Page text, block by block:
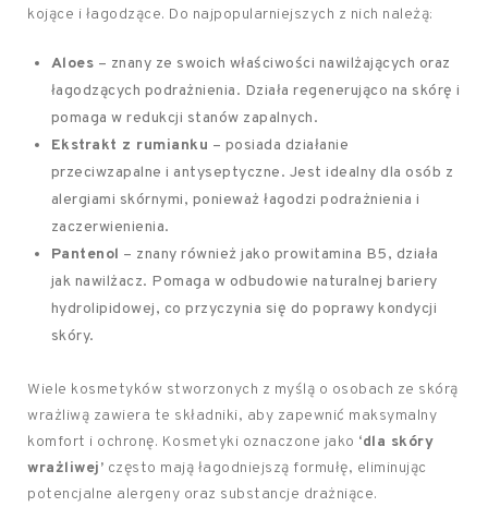
kojące i łagodzące. Do najpopularniejszych z nich należą:
Aloes – znany ze swoich właściwości nawilżających oraz
łagodzących podrażnienia. Działa regenerująco na skórę i
pomaga w redukcji stanów zapalnych.
Ekstrakt z rumianku – posiada działanie
przeciwzapalne i antyseptyczne. Jest idealny dla osób z
alergiami skórnymi, ponieważ łagodzi podrażnienia i
zaczerwienienia.
Pantenol – znany również jako prowitamina B5, działa
jak nawilżacz. Pomaga w odbudowie naturalnej bariery
hydrolipidowej, co przyczynia się do poprawy kondycji
skóry.
Wiele kosmetyków stworzonych z myślą o osobach ze skórą
wrażliwą zawiera te składniki, aby zapewnić maksymalny
komfort i ochronę. Kosmetyki oznaczone jako ‘dla skóry
wrażliwej’ często mają łagodniejszą formułę, eliminując
potencjalne alergeny oraz substancje drażniące.